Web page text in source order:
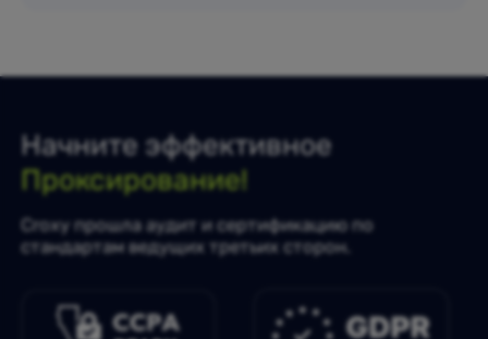
Начните эффективное
Проксирование!
Croxy прошла аудит и сертификацию по
стандартам ведущих третьих сторон.